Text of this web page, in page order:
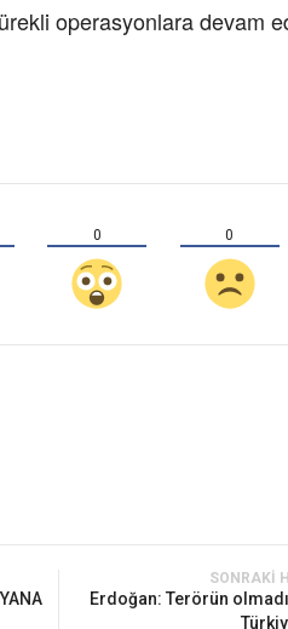
operasyonlara devam
0 0
SONRAKI
Erdoğan: Terörün